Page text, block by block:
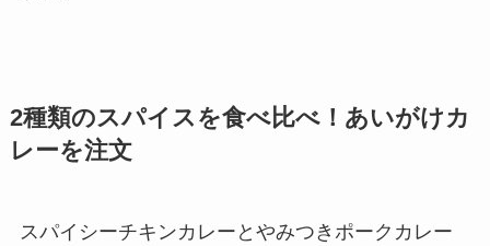
2種類のスパイスを食べ比べ！あいがけカ
レーを注文
スパイシーチキンカレーとやみつきポークカレー